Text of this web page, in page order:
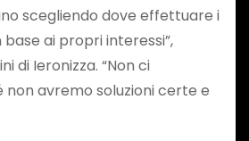
scegliendo dove effettuare i
ai propri interessi”,
di Ieronizza. “Non ci
avremo soluzioni certe e